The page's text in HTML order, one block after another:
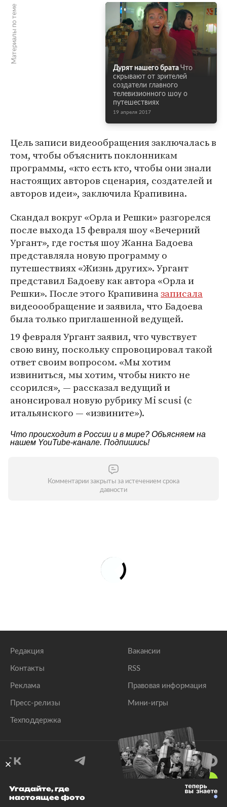
Материалы по теме
Дурят нашего брата Что
скрывают от зрителей
создатели главного
телевизионного шоу о
путешествиях
19 апреля 2017
Цель записи видеообращения заключалась в
том, чтобы объяснить поклонникам
программы, «кто есть кто, чтобы они знали
настоящих авторов сценария, создателей и
авторов идеи», заключила Крапивина.
Скандал вокруг «Орла и Решки» разгорелся
после выхода 15 февраля шоу «Вечерний
Ургант», где гостья шоу Жанна Бадоева
представляла новую программу о
путешествиях «Жизнь других». Ургант
представил Бадоеву как автора «Орла и
Решки». После этого Крапивиназаписала
видеоообращение и заявила, что Бадоева
была только приглашенной ведущей.
19 февраля Ургант заявил, что чувствует
свою вину, поскольку спровоцировал такой
ответ своим вопросом. «Мы хотим
извиниться, мы хотим, чтобы никто не
ссорился», — рассказал ведущий и
анонсировал новую рубрику Mi scusi (с
итальянского — «извините»).
Что происходит в России и в мире? Объясняем на
нашем YouTube-канале. Подпишись!
Комментарии закрыты за истечением срока
давности
Редакция
Контакты
Реклама
Пресс-релизы
Техподдержка
Вакансии
RSS
Правовая информация
Мини-игры
© 1999–2026 Все права защищены.
Угадайте, где
настоящее фото